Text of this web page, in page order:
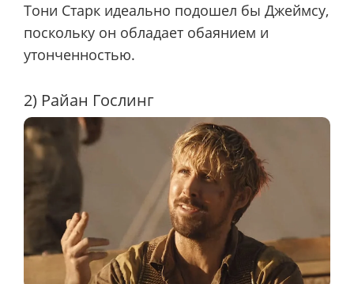
Тони Старк идеально подошел бы Джеймсу,
поскольку он обладает обаянием и
утонченностью.
2) Райан Гослинг